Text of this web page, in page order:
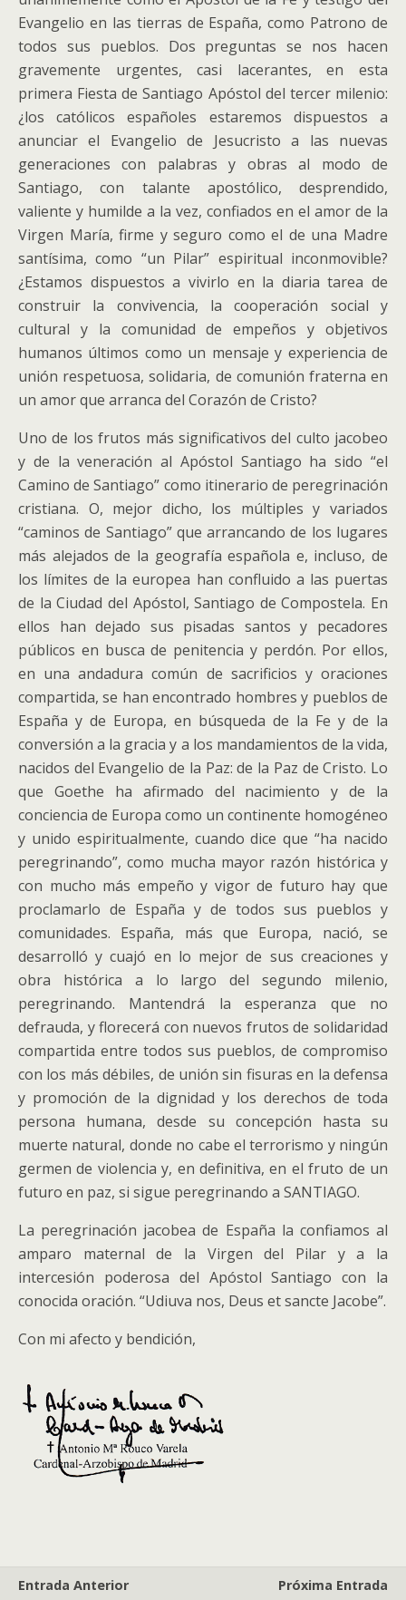
Evangelio en las tierras de España, como Patrono de
todos sus pueblos. Dos preguntas se nos hacen
gravemente urgentes, casi lacerantes, en esta
primera Fiesta de Santiago Apóstol del tercer milenio:
¿los católicos españoles estaremos dispuestos a
anunciar el Evangelio de Jesucristo a las nuevas
generaciones con palabras y obras al modo de
Santiago, con talante apostólico, desprendido,
valiente y humilde a la vez, confiados en el amor de la
Virgen María, firme y seguro como el de una Madre
santísima, como “un Pilar” espiritual inconmovible?
¿Estamos dispuestos a vivirlo en la diaria tarea de
construir la convivencia, la cooperación social y
cultural y la comunidad de empeños y objetivos
humanos últimos como un mensaje y experiencia de
unión respetuosa, solidaria, de comunión fraterna en
un amor que arranca del Corazón de Cristo?
Uno de los frutos más significativos del culto jacobeo
y de la veneración al Apóstol Santiago ha sido “el
Camino de Santiago” como itinerario de peregrinación
cristiana. O, mejor dicho, los múltiples y variados
“caminos de Santiago” que arrancando de los lugares
más alejados de la geografía española e, incluso, de
los límites de la europea han confluido a las puertas
de la Ciudad del Apóstol, Santiago de Compostela. En
ellos han dejado sus pisadas santos y pecadores
públicos en busca de penitencia y perdón. Por ellos,
en una andadura común de sacrificios y oraciones
compartida, se han encontrado hombres y pueblos de
España y de Europa, en búsqueda de la Fe y de la
conversión a la gracia y a los mandamientos de la vida,
nacidos del Evangelio de la Paz: de la Paz de Cristo. Lo
que Goethe ha afirmado del nacimiento y de la
conciencia de Europa como un continente homogéneo
y unido espiritualmente, cuando dice que “ha nacido
peregrinando”, como mucha mayor razón histórica y
con mucho más empeño y vigor de futuro hay que
proclamarlo de España y de todos sus pueblos y
comunidades. España, más que Europa, nació, se
desarrolló y cuajó en lo mejor de sus creaciones y
obra histórica a lo largo del segundo milenio,
peregrinando. Mantendrá la esperanza que no
defrauda, y florecerá con nuevos frutos de solidaridad
compartida entre todos sus pueblos, de compromiso
con los más débiles, de unión sin fisuras en la defensa
y promoción de la dignidad y los derechos de toda
persona humana, desde su concepción hasta su
muerte natural, donde no cabe el terrorismo y ningún
germen de violencia y, en definitiva, en el fruto de un
futuro en paz, si sigue peregrinando a SANTIAGO.
La peregrinación jacobea de España la confiamos al
amparo maternal de la Virgen del Pilar y a la
intercesión poderosa del Apóstol Santiago con la
conocida oración. “Udiuva nos, Deus et sancte Jacobe”.
Con mi afecto y bendición,
Entrada Anterior
Próxima Entrada